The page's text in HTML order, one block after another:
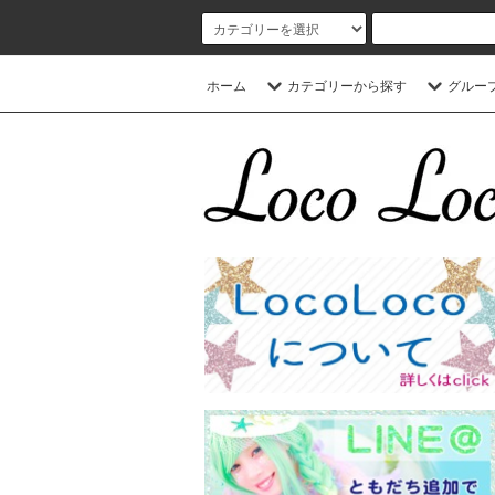
ホーム カテゴリーから探す グルー